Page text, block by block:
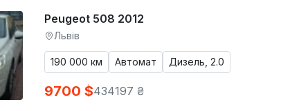
Peugeot 508 2012
Львів
190 000 км Автомат Дизель, 2.0
9700 $434197 ₴